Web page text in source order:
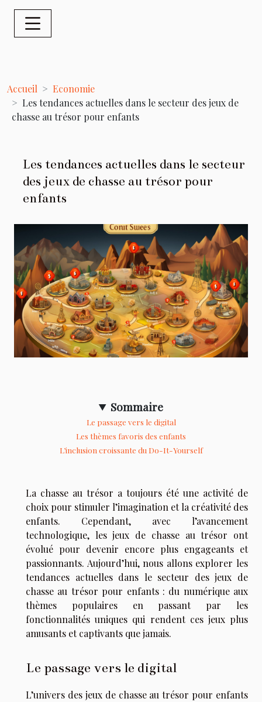
Accueil
Economie
Les tendances actuelles dans le secteur des jeux de
chasse au trésor pour enfants
Les tendances actuelles dans le secteur
des jeux de chasse au trésor pour
enfants
Sommaire
Le passage vers le digital
Les thèmes favoris des enfants
L’inclusion croissante du Do-It-Yourself
La chasse au trésor a toujours été une activité de
choix pour stimuler l’imagination et la créativité des
enfants. Cependant, avec l’avancement
technologique, les jeux de chasse au trésor ont
évolué pour devenir encore plus engageants et
passionnants. Aujourd’hui, nous allons explorer les
tendances actuelles dans le secteur des jeux de
chasse au trésor pour enfants : du numérique aux
thèmes populaires en passant par les
fonctionnalités uniques qui rendent ces jeux plus
amusants et captivants que jamais.
Le passage vers le digital
L’univers des jeux de chasse au trésor pour enfants